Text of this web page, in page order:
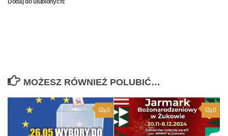
Dodaj do ulubionych:
MOŻESZ RÓWNIEŻ POLUBIĆ…
0 0